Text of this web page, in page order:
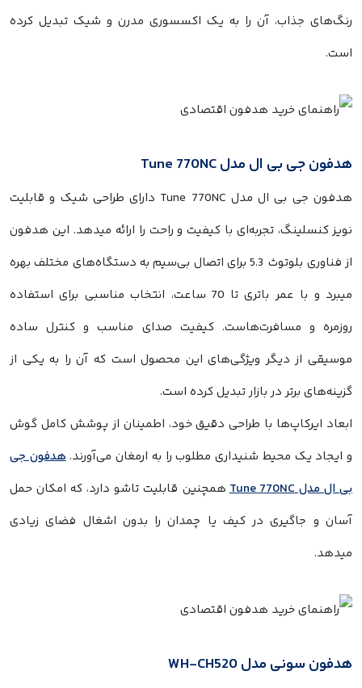
رنگ‌های جذاب، آن را به یک اکسسوری مدرن و شیک تبدیل کرده
است.
هدفون جی بی ال مدل Tune 770NC
هدفون جی بی ال مدل Tune 770NC دارای طراحی شیک و قابلیت
نویز کنسلینگ، تجربه‌ای با کیفیت و راحت را ارائه میدهد. این هدفون
از فناوری بلوتوث 5.3 برای اتصال بی‌سیم به دستگاه‌های مختلف بهره
میبرد و با عمر باتری تا 70 ساعت، انتخاب مناسبی برای استفاده
روزمره و مسافرت‌هاست. کیفیت صدای مناسب و کنترل ساده
موسیقی از دیگر ویژگی‌های این محصول است که آن را به یکی از
گزینه‌های برتر در بازار تبدیل کرده است.
ابعاد ایرکاپ‌ها با طراحی دقیق خود، اطمینان از پوشش کامل گوش
و ایجاد یک محیط شنیداری مطلوب را به ارمغان می‌آورند.هدفون جی
بی ال مدل Tune 770NC
همچنین قابلیت تاشو دارد، که امکان حمل
آسان و جاگیری در کیف یا چمدان را بدون اشغال فضای زیادی
میدهد.
هدفون سونی مدل WH-CH520